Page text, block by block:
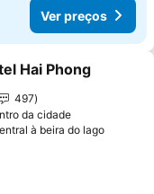
Ver preços
aos favoritos
Hai Phong
497
da cidade
à beira do lagoVer